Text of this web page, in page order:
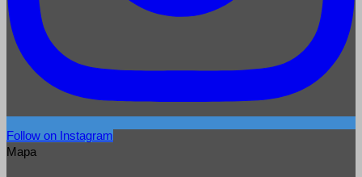
Follow on Instagram
Mapa